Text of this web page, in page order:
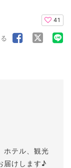
41
ホテル、観光
届けします♪